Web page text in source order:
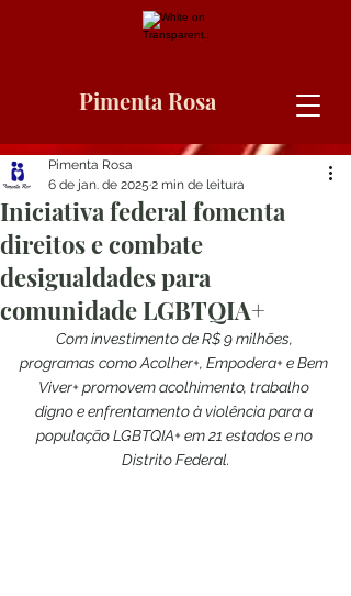
Pimenta Rosa
Iniciativa federal fomenta
direitos e combate
desigualdades para
comunidade LGBTQIA+
Pimenta Rosa
6 de jan. de 2025 2 min de leitura
Com investimento de R$ 9 milhões,
programas como Acolher+, Empodera+ e Bem
Viver+ promovem acolhimento, trabalho
digno e enfrentamento à violência para a
população LGBTQIA+ em 21 estados e no
Distrito Federal.